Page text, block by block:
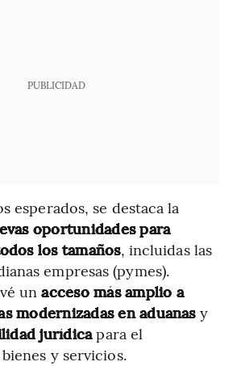
PUBLICIDAD
esperados, se destaca la
oportunidades para
los tamaños, incluidas las
empresas (pymes).
unacceso más amplio a
modernizadas en aduanasy
jurídicapara el
y servicios.